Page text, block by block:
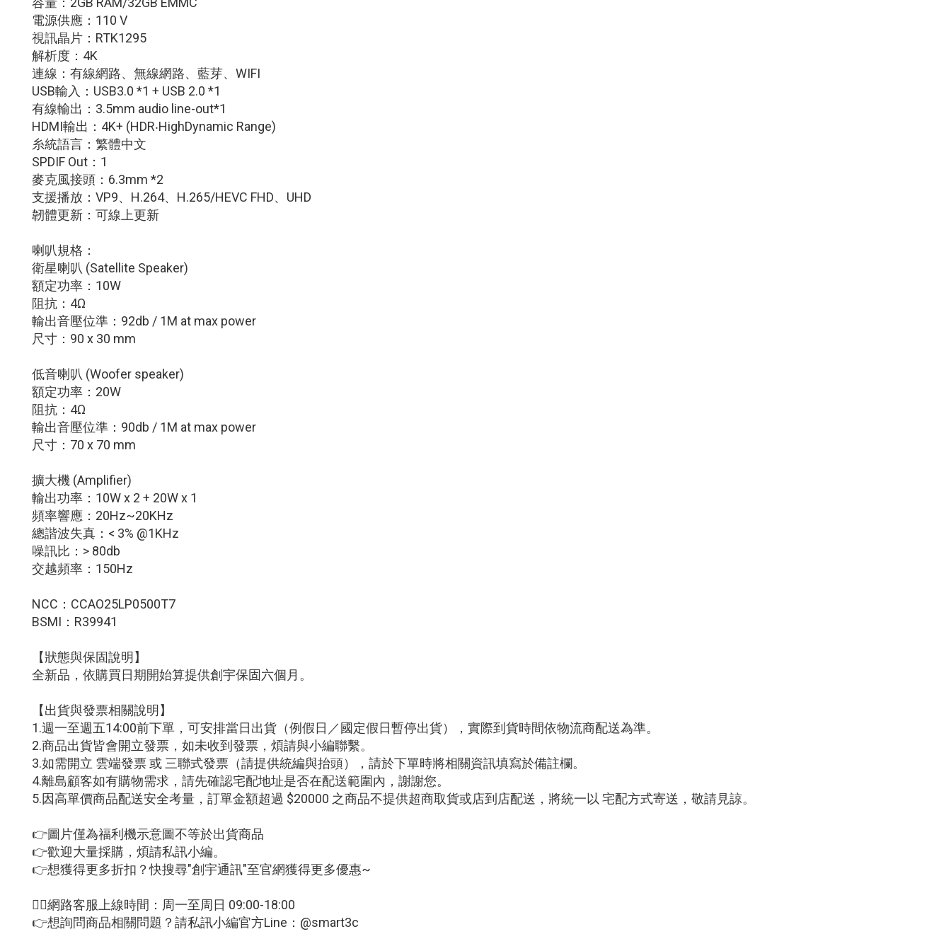
電源供應：110 V
視訊晶片：RTK1295
解析度：4K
連線：有線網路、無線網路、藍芽、WIFI
USB輸入：USB3.0 *1 + USB 2.0 *1
有線輸出：3.5mm audio line-out*1
HDMI輸出：4K+ (HDR‧HighDynamic Range)
糸統語言：繁體中文
SPDIF Out：1
麥克風接頭：6.3mm *2
支援播放：VP9、H.264、H.265/HEVC FHD、UHD
韌體更新：可線上更新
喇叭規格：
衛星喇叭 (Satellite Speaker)
額定功率：10W
阻抗：4Ω
輸出音壓位準：92db / 1M at max power
尺寸：90 x 30 mm
低音喇叭 (Woofer speaker)
額定功率：20W
阻抗：4Ω
輸出音壓位準：90db / 1M at max power
尺寸：70 x 70 mm
擴大機 (Amplifier)
輸出功率：10W x 2 + 20W x 1
頻率響應：20Hz~20KHz
總諧波失真：< 3% @1KHz
噪訊比：> 80db
交越頻率：150Hz
NCC：CCAO25LP0500T7
BSMI：R39941
【狀態與保固說明】
全新品，依購買日期開始算提供創宇保固六個月。
【出貨與發票相關說明】
1.週一至週五14:00前下單，可安排當日出貨（例假日／國定假日暫停出貨），實際到貨時間依物流商配送為準。
2.商品出貨皆會開立發票，如未收到發票，煩請與小編聯繫。
3.如需開立 雲端發票 或 三聯式發票（請提供統編與抬頭），請於下單時將相關資訊填寫於備註欄。
4.離島顧客如有購物需求，請先確認宅配地址是否在配送範圍內，謝謝您。
5.因高單價商品配送安全考量，訂單金額超過 $20000 之商品不提供超商取貨或店到店配送，將統一以 宅配方式寄送，敬請見諒。
👉圖片僅為福利機示意圖不等於出貨商品
👉歡迎大量採購，煩請私訊小編。
👉想獲得更多折扣？快搜尋"創宇通訊"至官網獲得更多優惠~
🙋‍♀網路客服上線時間：周一至周日 09:00-18:00
👉想詢問商品相關問題？請私訊小編官方Line：@smart3c